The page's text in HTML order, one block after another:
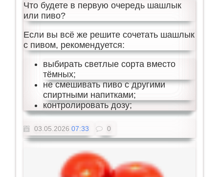
Что будете в первую очередь шашлык
или пиво?
Если вы всё же решите сочетать шашлык
с пивом, рекомендуется:
выбирать светлые сорта вместо
тёмных;
не смешивать пиво с другими
спиртными напитками;
контролировать дозу;
03.05.2026 07:33 0